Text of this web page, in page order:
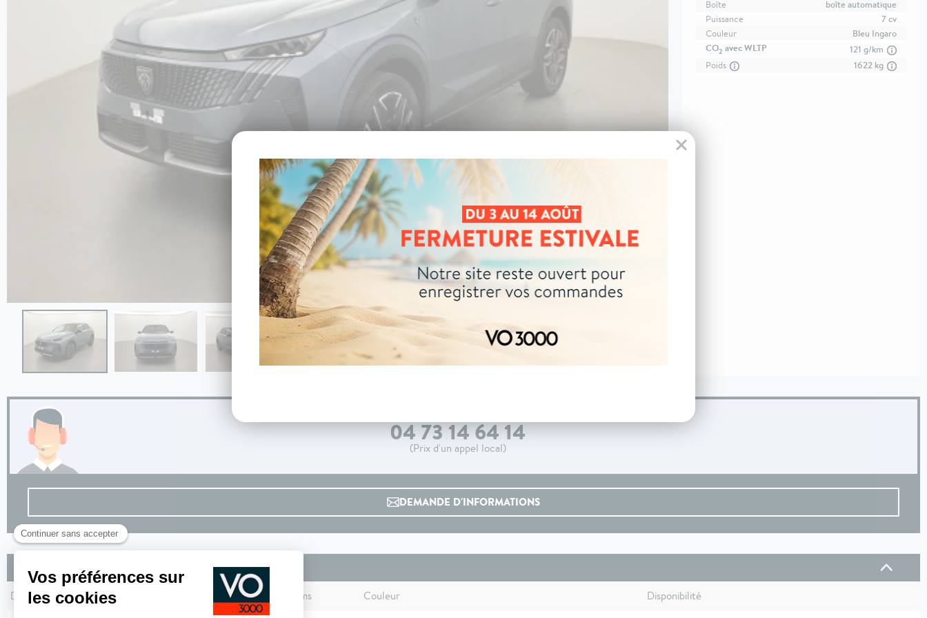
Boîte
boîte automatique
Puissance
7 cv
Couleur
Bleu Ingaro
CO2 avec WLTP
121 g/km
Poids
1622 kg
04 73 14 64 14
(Prix d'un appel local)
DEMANDE D'INFORMATIONS
Les autres Peugeot 3008 Nouveau Hybrid 145 e-DCS6 GT
Dossier Kms Couleur Disponibilité